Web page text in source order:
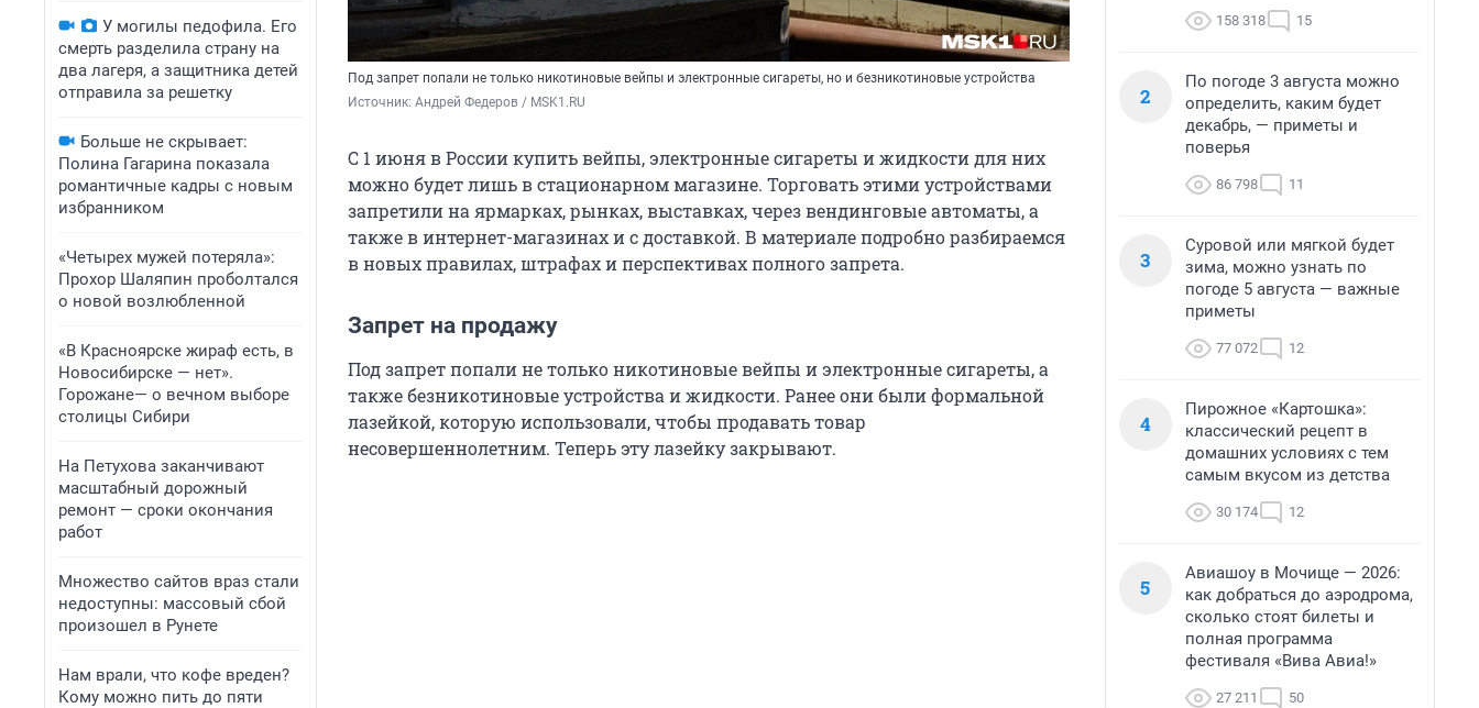
У могилы педофила. Его
смерть разделила страну на
два лагеря, а защитника детей
отправила за решетку
Больше не скрывает:
Полина Гагарина показала
романтичные кадры с новым
избранником
«Четырех мужей потеряла»:
Прохор Шаляпин проболтался
о новой возлюбленной
«В Красноярске жираф есть, в
Новосибирске — нет».
Горожане— о вечном выборе
столицы Сибири
На Петухова заканчивают
масштабный дорожный
ремонт — сроки окончания
работ
Множество сайтов враз стали
недоступны: массовый сбой
произошел в Рунете
Нам врали, что кофе вреден?
Кому можно пить до пяти
Под запрет попали не только никотиновые вейпы и электронные сигареты, но и безникотиновые устройства
Источник: Андрей Федеров / MSK1.RU
С 1 июня в России купить вейпы, электронные сигареты и жидкости для них
можно будет лишь в стационарном магазине. Торговать этими устройствами
запретили на ярмарках, рынках, выставках, через вендинговые автоматы, а
также в интернет-магазинах и с доставкой. В материале подробно разбираемся
в новых правилах, штрафах и перспективах полного запрета.
Запрет на продажу
Под запрет попали не только никотиновые вейпы и электронные сигареты, а
также безникотиновые устройства и жидкости. Ранее они были формальной
лазейкой, которую использовали, чтобы продавать товар
несовершеннолетним. Теперь эту лазейку закрывают.
158 318 15
2
По погоде 3 августа можно
определить, каким будет
декабрь, — приметы и
поверья
86 798 11
3
Суровой или мягкой будет
зима, можно узнать по
погоде 5 августа — важные
приметы
77 072 12
4
Пирожное «Картошка»:
классический рецепт в
домашних условиях с тем
самым вкусом из детства
30 174 12
5
Авиашоу в Мочище — 2026:
как добраться до аэродрома,
сколько стоят билеты и
полная программа
фестиваля «Вива Авиа!»
27 211 50